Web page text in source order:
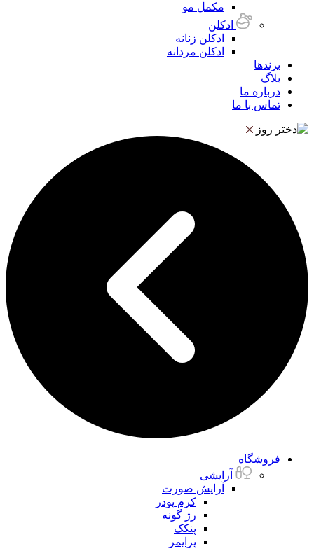
مکمل مو
ادکلن
ادکلن زنانه
ادکلن مردانه
برندها
بلاگ
درباره ما
تماس با ما
فروشگاه
آرایشی
آرایش صورت
کرم پودر
رژ گونه
پنکک
پرایمر